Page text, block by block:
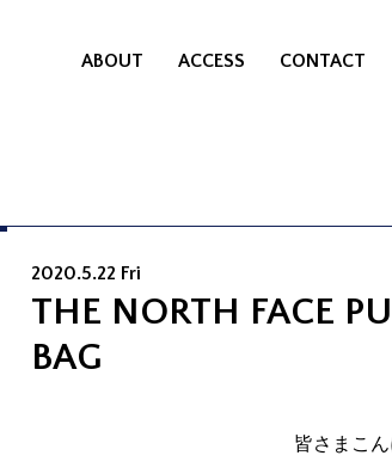
ABOUT ACCESS CONTACT
2020.5.22 Fri
THE NORTH FACE
BAG
皆さまこん